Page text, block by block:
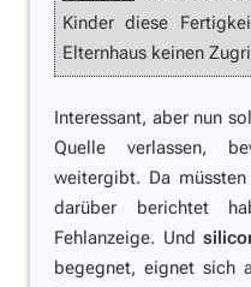
Kinder diese
Elternhaus keinen
Interessant, aber nun
Quelle verlassen,
weitergibt. Da
darüber berichtet
Fehlanzeige. Und
begegnet, eignet sich